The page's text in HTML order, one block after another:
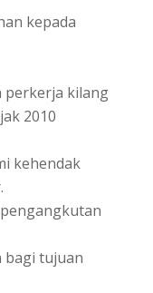
kepada
perkerja kilang
2010
kehendak
bagi tujuan